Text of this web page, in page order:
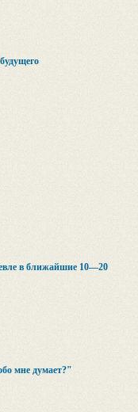
в ближайшие 10—20
мне думает?"